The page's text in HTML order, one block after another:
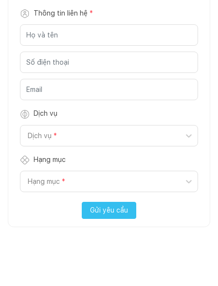
Thông tin liên hệ *
Dịch vụ
Dịch vụ *
Hạng mục
Hạng mục *
Gửi yêu cầu